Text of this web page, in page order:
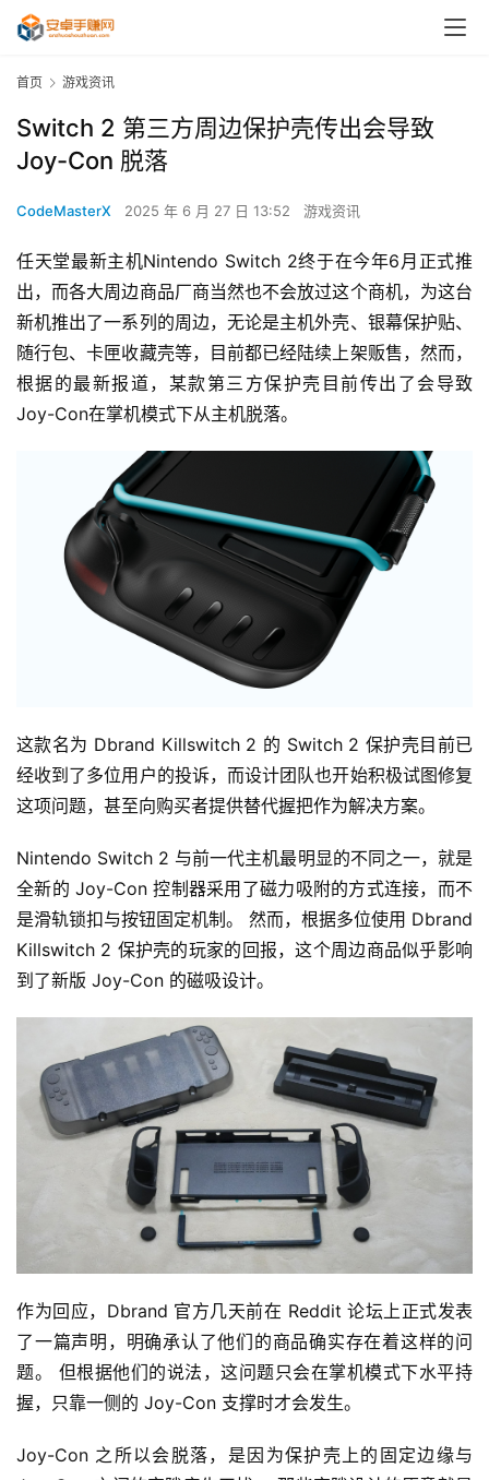
首页 游戏资讯
Switch 2 第三方周边保护壳传出会导致
Joy-Con 脱落
CodeMasterX 2025 年 6 月 27 日 13:52 游戏资讯
任天堂最新主机Nintendo Switch 2终于在今年6月正式推
出，而各大周边商品厂商当然也不会放过这个商机，为这台
新机推出了一系列的周边，无论是主机外壳、银幕保护贴、
随行包、卡匣收藏壳等，目前都已经陆续上架贩售，然而，
根据的最新报道，某款第三方保护壳目前传出了会导致
Joy-Con在掌机模式下从主机脱落。
这款名为 Dbrand Killswitch 2 的 Switch 2 保护壳目前已
经收到了多位用户的投诉，而设计团队也开始积极试图修复
这项问题，甚至向购买者提供替代握把作为解决方案。
Nintendo Switch 2 与前一代主机最明显的不同之一，就是
全新的 Joy-Con 控制器采用了磁力吸附的方式连接，而不
是滑轨锁扣与按钮固定机制。 然而，根据多位使用 Dbrand
Killswitch 2 保护壳的玩家的回报，这个周边商品似乎影响
到了新版 Joy-Con 的磁吸设计。
作为回应，Dbrand 官方几天前在 Reddit 论坛上正式发表
了一篇声明，明确承认了他们的商品确实存在着这样的问
题。 但根据他们的说法，这问题只会在掌机模式下水平持
握，只靠一侧的 Joy-Con 支撑时才会发生。
Joy-Con 之所以会脱落，是因为保护壳上的固定边缘与